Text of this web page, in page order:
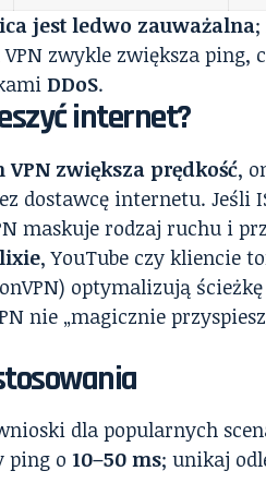
jest ledwo zauważalna
zwykle zwiększa ping,
DDoS.
internet?
zwiększa prędkość,
dostawcę internetu. Jeśli
maskuje rodzaj ruchu i
, YouTube czy kliencie
optymalizują
nie „magicznie
dla popularnych
ping o 10–50 ms; unikaj